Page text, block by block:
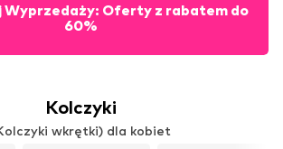
Wyprzedaży: Oferty z rabatem do
60%
Kolczyki
wkrętki) dla kobiet